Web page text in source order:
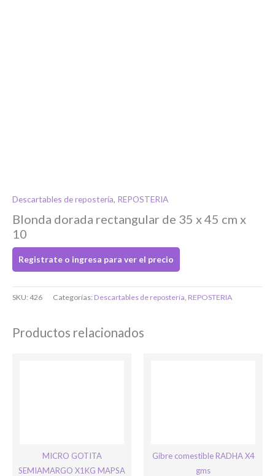
Descartables de repostería, REPOSTERIA
Blonda dorada rectangular de 35 x 45 cm x
10
Registrate o ingresa para ver el precio
SKU:426 Categorías: Descartables de repostería REPOSTERIA
Productos relacionados
MICRO GOTITA
SEMIAMARGO X1KG MAPSA
Gibre comestible RADHA X4
gms
Bienvenido/a